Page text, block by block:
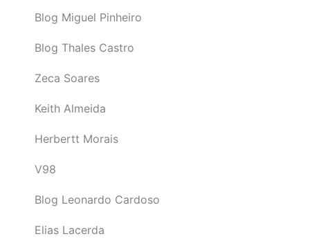
Blog Miguel Pinheiro
Blog Thales Castro
Zeca Soares
Keith Almeida
Herbertt Morais
V98
Blog Leonardo Cardoso
Elias Lacerda